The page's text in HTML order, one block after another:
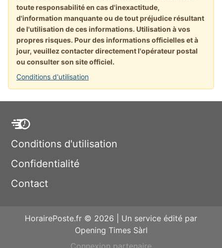
toute responsabilité en cas d'inexactitude,
d'information manquante ou de tout préjudice résultant
de l'utilisation de ces informations. Utilisation à vos
propres risques. Pour des informations officielles et à
jour, veuillez contacter directement l'opérateur postal
ou consulter son site officiel.
Conditions d'utilisation
Conditions d'utilisation
Confidentialité
Contact
HorairePoste.fr © 2026 | Un service édité par
Opening Times Sàrl